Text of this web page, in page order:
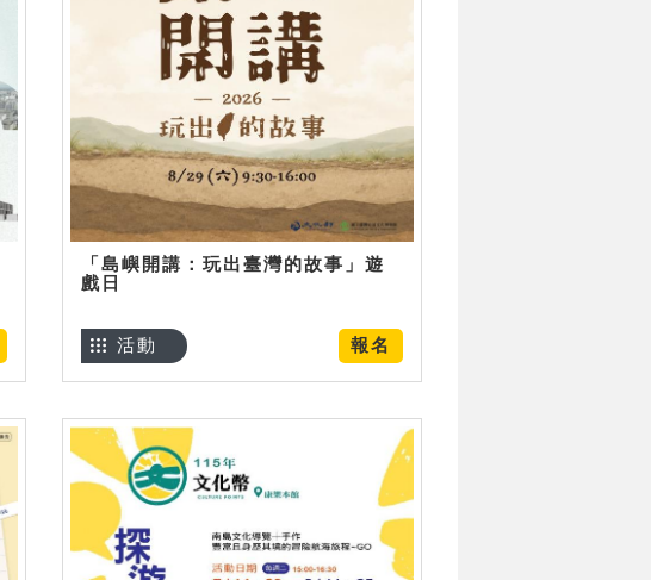
「島嶼開講：玩出臺灣的故事」遊
戲日
報名
活動